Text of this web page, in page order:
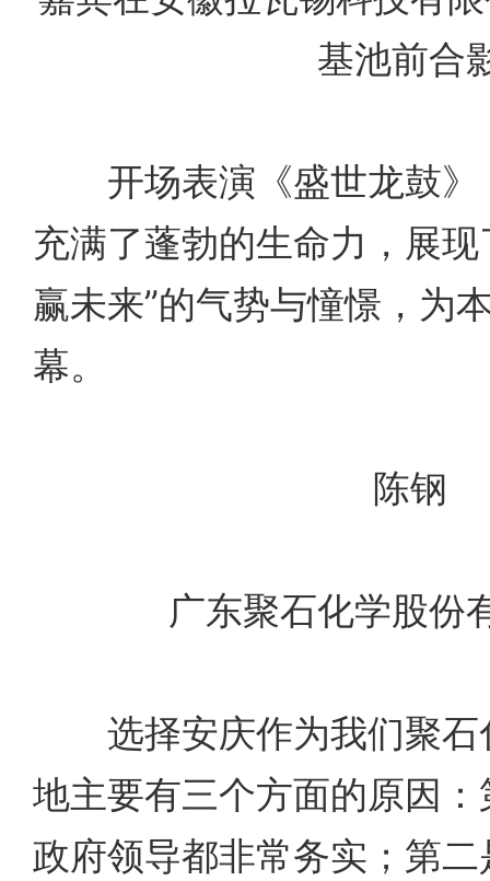
基池前合
开场表演《盛世龙鼓》
充满了蓬勃的生命力，展
赢未来”的气势与憧憬，为
幕。
陈钢
广东聚石化学股份
选择安庆作为我们聚石
地主要有三个方面的原因
政府领导都非常务实；第